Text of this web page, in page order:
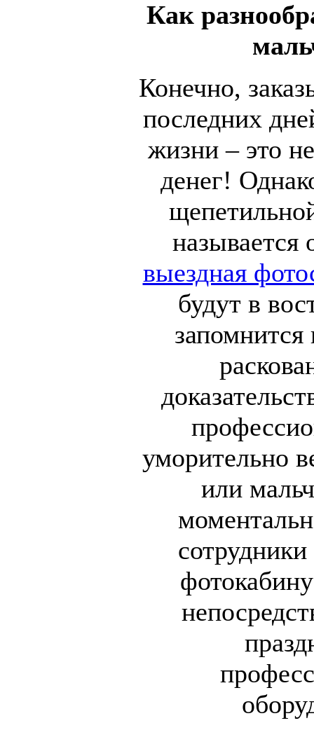
Как
Конечно,
последних
жизни – это
денег!
называется
выездная
будут в
запомнится
уморительно
или